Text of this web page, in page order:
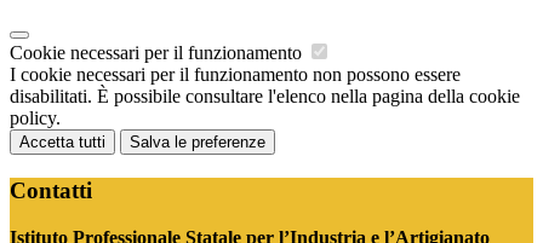
Cookie necessari per il funzionamento
I cookie necessari per il funzionamento non possono essere
disabilitati. È possibile consultare l'elenco nella pagina della cookie
policy.
Accetta tutti Salva le preferenze
Contatti
Istituto Professionale Statale per l’Industria e l’Artigianato